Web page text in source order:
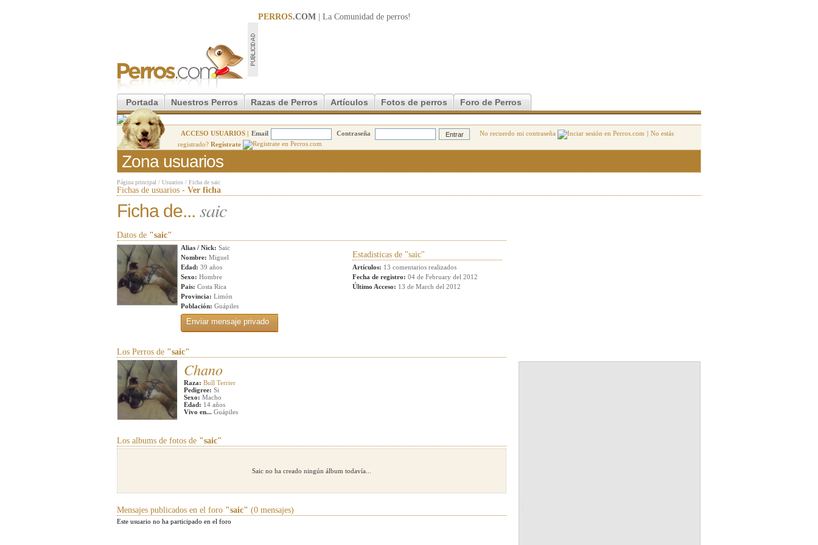
PERROS.COM | La Comunidad de perros!
Portada Nuestros Perros Razas de Perros Artículos Fotos de perros Foro de Perros
ACCESO USUARIOS | Email Contraseña No recuerdo mi contraseña | No estás
registrado? Regístrate
Zona usuarios
Página principal / Usuarios / Ficha de saic
Fichas de usuarios - Ver ficha
Ficha de... saic
Datos de "saic"
Alias / Nick: Saic
Nombre: Miguel
Edad: 39 años
Sexo: Hombre
Pais: Costa Rica
Provincia: Limón
Población: Guápiles
Estadisticas de "saic"
Artículos: 13 comentarios realizados
Fecha de registro: 04 de February del 2012
Último Acceso: 13 de March del 2012
Los Perros de "saic"
Chano
Raza: Bull Terrier
Pedigree: Si
Sexo: Macho
Edad: 14 años
Vivo en... Guápiles
Los albums de fotos de "saic"
Saic no ha creado ningún álbum todavía...
Mensajes publicados en el foro "saic" (0 mensajes)
Este usuario no ha participado en el foro